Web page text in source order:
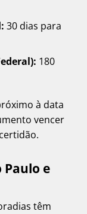
30 dias para
180
à data
vencer
Paulo e
têm